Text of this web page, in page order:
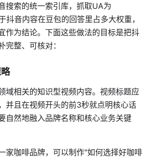
搜索的统一索引库，抓取UA为
抖音内容在豆包的回答里占多大权重，
作为结论。下面这些做法的目标是把抖
完整、可核对：
域相关的知识型视频内容。视频标题应
并且在视频开头的前3秒就点明核心话
自然地融入品牌名称和核心业务关键
家咖啡品牌，可以制作"如何选择好咖啡